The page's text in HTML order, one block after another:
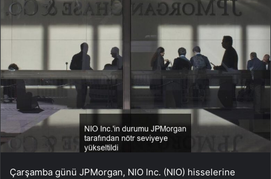
Çarşamba günü JPMorgan, NIO Inc. (NIO) hisselerine